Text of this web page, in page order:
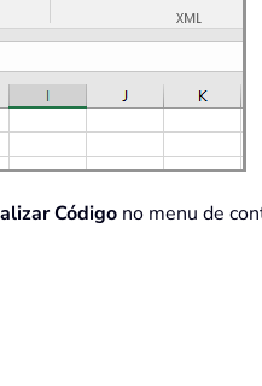
Código no menu de